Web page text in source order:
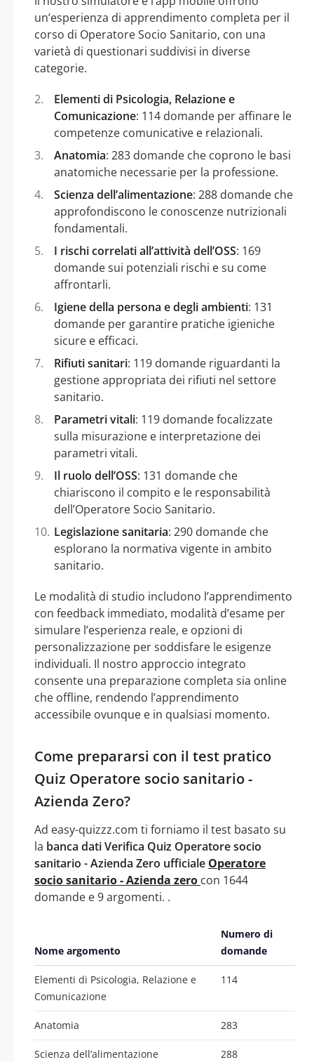
un’esperienza di apprendimento completa per il
corso di Operatore Socio Sanitario, con una
varietà di questionari suddivisi in diverse
categorie.
Elementi di Psicologia, Relazione e
Comunicazione: 114 domande per affinare le
competenze comunicative e relazionali.
Anatomia: 283 domande che coprono le basi
anatomiche necessarie per la professione.
Scienza dell’alimentazione: 288 domande che
approfondiscono le conoscenze nutrizionali
fondamentali.
I rischi correlati all’attività dell’OSS: 169
domande sui potenziali rischi e su come
affrontarli.
Igiene della persona e degli ambienti: 131
domande per garantire pratiche igieniche
sicure e efficaci.
Rifiuti sanitari: 119 domande riguardanti la
gestione appropriata dei rifiuti nel settore
sanitario.
Parametri vitali: 119 domande focalizzate
sulla misurazione e interpretazione dei
parametri vitali.
Il ruolo dell’OSS: 131 domande che
chiariscono il compito e le responsabilità
dell’Operatore Socio Sanitario.
Legislazione sanitaria: 290 domande che
esplorano la normativa vigente in ambito
sanitario.
Le modalità di studio includono l’apprendimento
con feedback immediato, modalità d’esame per
simulare l’esperienza reale, e opzioni di
personalizzazione per soddisfare le esigenze
individuali. Il nostro approccio integrato
consente una preparazione completa sia online
che offline, rendendo l’apprendimento
accessibile ovunque e in qualsiasi momento.
Come prepararsi con il test pratico
Quiz Operatore socio sanitario -
Azienda Zero?
Ad easy-quizzz.com ti forniamo il test basato su
la banca dati Verifica Quiz Operatore socio
sanitario - Azienda Zero ufficiale Operatore
socio sanitario - Azienda zero con 1644
domande e 9 argomenti. .
Nome argomento
Numero di
domande
Elementi di Psicologia, Relazione e
Comunicazione
114
Anatomia 283
Scienza dell’alimentazione 288